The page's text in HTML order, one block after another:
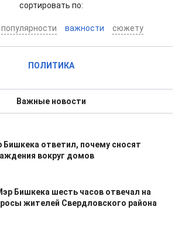
cортировать по:
популярности важности сюжету
ПОЛИТИКА
Важные новости
Бишкека ответил, почему сносят
вокруг домов
Бишкека шесть часов отвечал на
жителей Свердловского района